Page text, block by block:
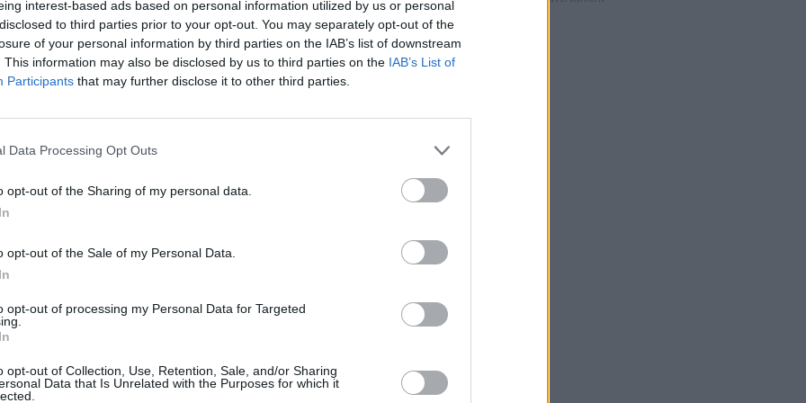
interest-based ads based on personal information utilized by us or personal
to third parties prior to your opt-out. You may separately opt-out of the
of your personal information by third parties on the IAB’s list of downstream
This information may also be disclosed by us to third parties on the IAB’s List of
Participants that may further disclose it to other third parties.
Data Processing Opt Outs
opt-out of the Sharing of my personal data.
opt-out of the Sale of my Personal Data.
opt-out of processing my Personal Data for Targeted
opt-out of Collection, Use, Retention, Sale, and/or Sharing
Data that Is Unrelated with the Purposes for which it
των